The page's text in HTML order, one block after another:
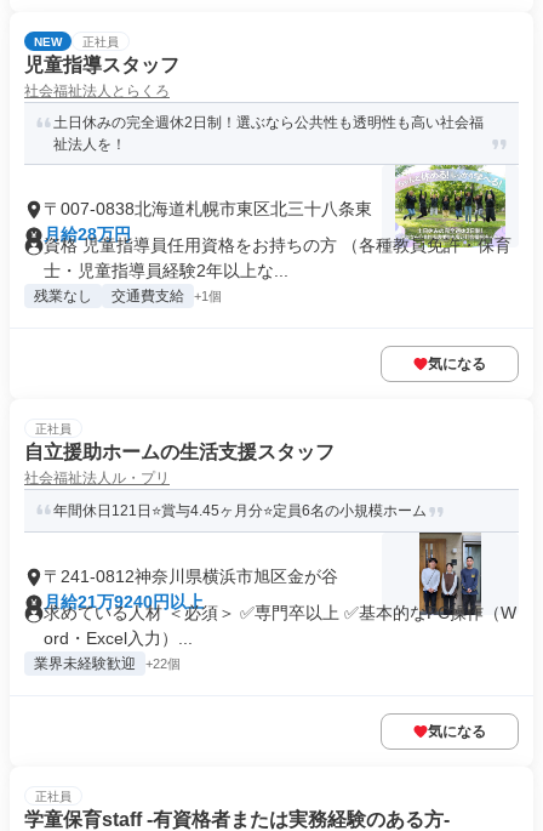
NEW 正社員
児童指導スタッフ
社会福祉法人とらくろ
土日休みの完全週休2日制！選ぶなら公共性も透明性も高い社会福
祉法人を！
〒007-0838北海道札幌市東区北三十八条東
月給28万円
資格 児童指導員任用資格をお持ちの方 （各種教員免許・保育
士・児童指導員経験2年以上な...
残業なし 交通費支給 +1個
気になる
正社員
自立援助ホームの生活支援スタッフ
社会福祉法人ル・プリ
年間休日121日⭐賞与4.45ヶ月分⭐定員6名の小規模ホーム
〒241-0812神奈川県横浜市旭区金が谷
月給21万9240円以上
求めている人材 ＜必須＞ ✅専門卒以上 ✅基本的なPC操作（W
ord・Excel入力）...
業界未経験歓迎 +22個
気になる
正社員
学童保育staff -有資格者または実務経験のある方-